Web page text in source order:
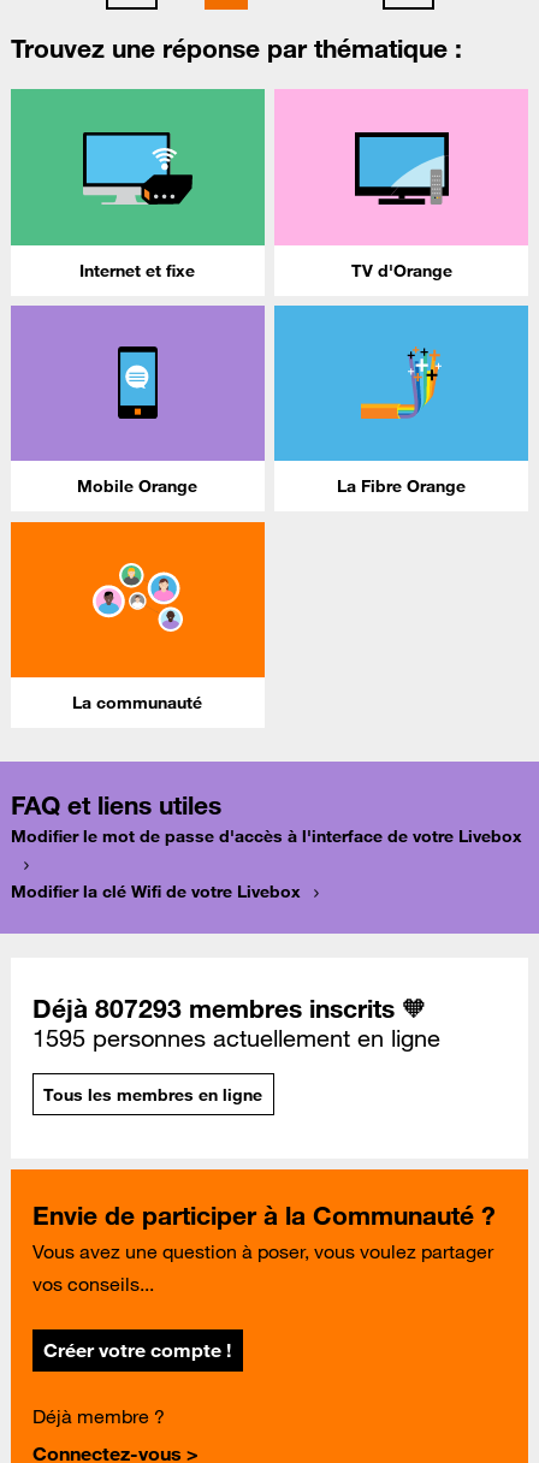
Trouvez une réponse par thématique :
Internet et fixe TV d'Orange
Mobile Orange La Fibre Orange
La communauté
FAQ et liens utiles
Modifier le mot de passe d'accès à l'interface de votre Livebox
Modifier la clé Wifi de votre Livebox
Déjà 807293 membres inscrits 🧡
1595 personnes actuellement en ligne
Tous les membres en ligne
Envie de participer à la Communauté ?
Vous avez une question à poser, vous voulez partager
vos conseils...
Créer votre compte !
Déjà membre ?
Connectez-vous >